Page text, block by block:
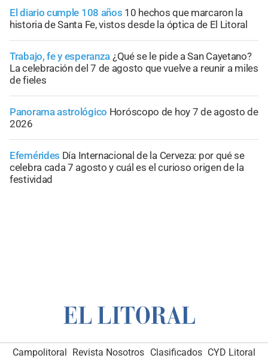
El diario cumple 108 años 10 hechos que marcaron la
historia de Santa Fe, vistos desde la óptica de El Litoral
Trabajo, fe y esperanza ¿Qué se le pide a San Cayetano?
La celebración del 7 de agosto que vuelve a reunir a miles
de fieles
Panorama astrológico Horóscopo de hoy 7 de agosto de
2026
Efemérides Día Internacional de la Cerveza: por qué se
celebra cada 7 agosto y cuál es el curioso origen de la
festividad
Campolitoral Revista Nosotros Clasificados CYD Litoral